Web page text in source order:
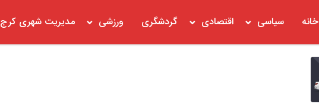
خانه سیاسی اقتصادی گردشگری ورزشی مدیریت شهری کرج